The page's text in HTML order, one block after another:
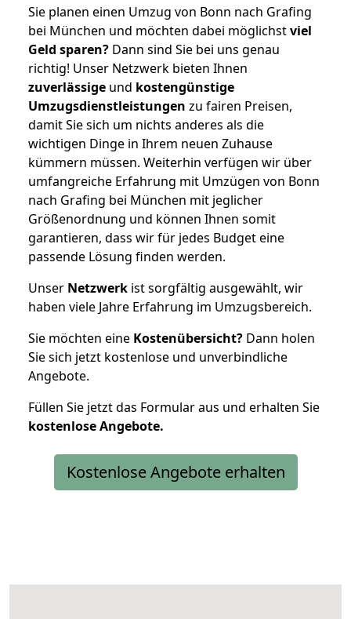
Sie planen einen Umzug von Bonn nach Grafing
bei München und möchten dabei möglichstviel
Geld sparen? Dann sind Sie bei uns genau
richtig! Unser Netzwerk bieten Ihnen
zuverlässige und kostengünstige
Umzugsdienstleistungen zu fairen Preisen,
damit Sie sich um nichts anderes als die
wichtigen Dinge in Ihrem neuen Zuhause
kümmern müssen. Weiterhin verfügen wir über
umfangreiche Erfahrung mit Umzügen von Bonn
nach Grafing bei München mit jeglicher
Größenordnung und können Ihnen somit
garantieren, dass wir für jedes Budget eine
passende Lösung finden werden.
Unser Netzwerk ist sorgfältig ausgewählt, wir
haben viele Jahre Erfahrung im Umzugsbereich.
Sie möchten eine Kostenübersicht? Dann holen
Sie sich jetzt kostenlose und unverbindliche
Angebote.
Füllen Sie jetzt das Formular aus und erhalten Sie
kostenloseAngebote.
Kostenlose Angebote erhalten